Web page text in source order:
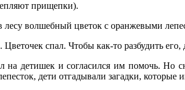
прищепки).
лесу волшебный цветок с оранжевыми
спал. Чтобы как-то разбудить его,
детишек и согласился им помочь. Но
дети отгадывали загадки, которые